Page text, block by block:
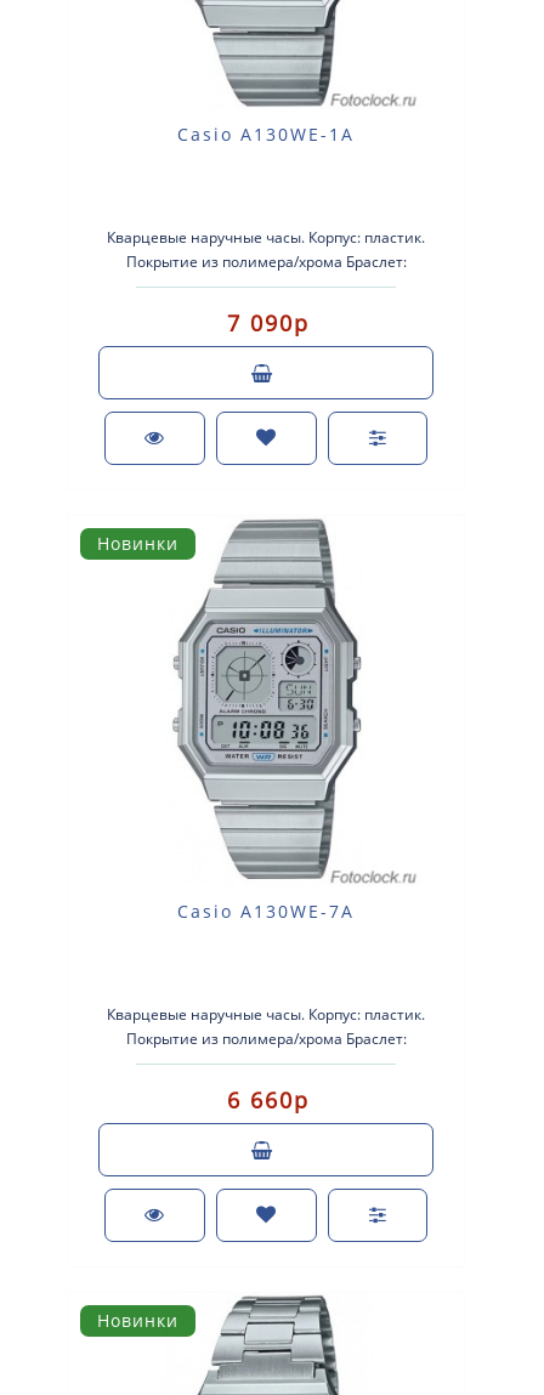
Casio A130WE-1A
Кварцевые наручные часы. Корпус: пластик.
Покрытие из полимера/хрома Браслет:
нержавеющая сталь. Стекло: стеклопласт..
7 090р
Новинки
Casio A130WE-7A
Кварцевые наручные часы. Корпус: пластик.
Покрытие из полимера/хрома Браслет:
нержавеющая сталь. Стекло: стеклопла..
6 660р
Новинки